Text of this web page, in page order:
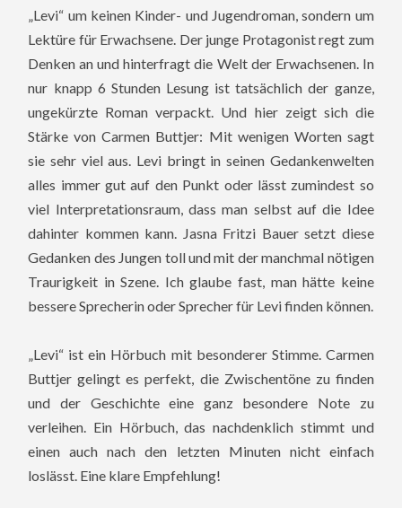
„Levi“ um keinen Kinder- und Jugendroman, sondern um
Lektüre für Erwachsene. Der junge Protagonist regt zum
Denken an und hinterfragt die Welt der Erwachsenen. In
nur knapp 6 Stunden Lesung ist tatsächlich der ganze,
ungekürzte Roman verpackt. Und hier zeigt sich die
Stärke von Carmen Buttjer: Mit wenigen Worten sagt
sie sehr viel aus. Levi bringt in seinen Gedankenwelten
alles immer gut auf den Punkt oder lässt zumindest so
viel Interpretationsraum, dass man selbst auf die Idee
dahinter kommen kann. Jasna Fritzi Bauer setzt diese
Gedanken des Jungen toll und mit der manchmal nötigen
Traurigkeit in Szene. Ich glaube fast, man hätte keine
bessere Sprecherin oder Sprecher für Levi finden können.
„Levi“ ist ein Hörbuch mit besonderer Stimme. Carmen
Buttjer gelingt es perfekt, die Zwischentöne zu finden
und der Geschichte eine ganz besondere Note zu
verleihen. Ein Hörbuch, das nachdenklich stimmt und
einen auch nach den letzten Minuten nicht einfach
loslässt. Eine klare Empfehlung!